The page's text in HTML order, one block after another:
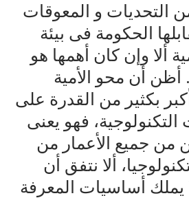
التحديات و المعوقات
الحكومة فى بيئة
ألا وإن كان أهمها هو
أن محو الأمية
بكثير من القدرة على
التكنولوجية، فهو يعنى
من جميع الأعمار من
ألا نتفق أن
يملك أساسيات المعرفة